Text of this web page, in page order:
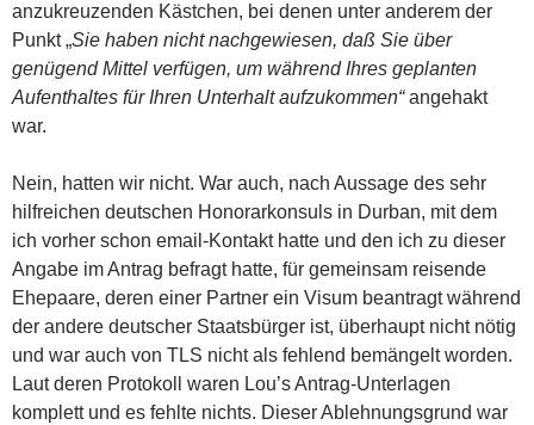
anzukreuzenden Kästchen, bei denen unter anderem der
Punkt „Sie haben nicht nachgewiesen, daß Sie über
genügend Mittel verfügen, um während Ihres geplanten
Aufenthaltes für Ihren Unterhalt aufzukommen“angehakt
war.
Nein, hatten wir nicht. War auch, nach Aussage des sehr
hilfreichen deutschen Honorarkonsuls in Durban, mit dem
ich vorher schon email-Kontakt hatte und den ich zu dieser
Angabe im Antrag befragt hatte, für gemeinsam reisende
Ehepaare, deren einer Partner ein Visum beantragt während
der andere deutscher Staatsbürger ist, überhaupt nicht nötig
und war auch von TLS nicht als fehlend bemängelt worden.
Laut deren Protokoll waren Lou’s Antrag-Unterlagen
komplett und es fehlte nichts. Dieser Ablehnungsgrund war